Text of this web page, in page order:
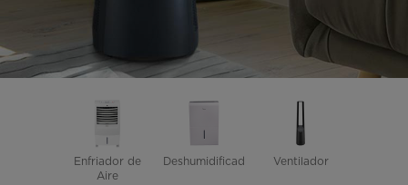
Enfriador de
Aire
Deshumidificador Ventilador